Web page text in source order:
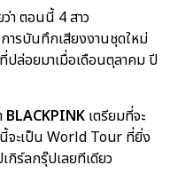
า ตอนนี้ 4 สาว
รบันทึกเสียงงานชุดใหม่
ปล่อยมาเมื่อเดือนตุลาคม ปี
BLACKPINK เตรียมที่จะ
จะเป็น World Tour ที่ยิ่ง
กิร์ลกรุ๊ปเลยทีเดียว